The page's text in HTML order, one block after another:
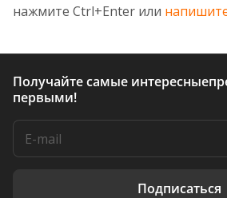
нажмите Ctrl+Enter или
Получайте самые интересные
первыми!
Подписаться